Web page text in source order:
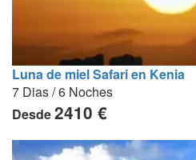
Luna de miel Safari en Kenia
7 Dias / 6 Noches
Desde2410 €